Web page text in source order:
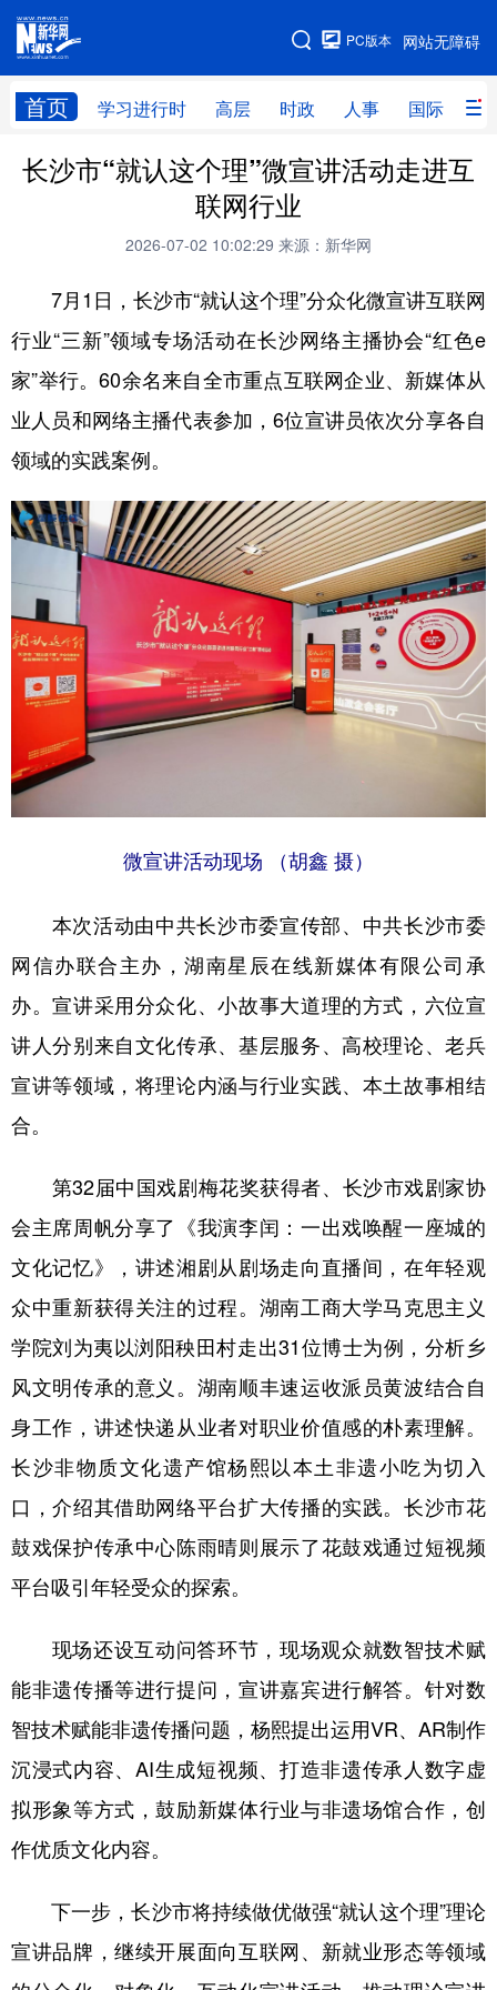
网站无障碍
PC版本
首页 学习进行时 高层 时政 人事 国际 财
网站地图
学习进行时 高层 时政 人事
财经 网评
全球连线
科技 科创 量子 体育
文化 书画 健康 军事
法律
学术中国 乡村振兴 银龄 溯源中国
城市 旅游 能源 会展
彩票 娱乐 时尚 悦读
公益 一带一路 亚太网 上市公司
文化产业
地方频道
天津 河北
浙江 安徽 福建 江西
山东 河南 湖北 湖南
广东 广西 海南 重庆
四川 贵州 云南 西藏
新疆 内蒙古 黑龙江
多语种频道
English Español Français عربى
Deutsch Português
长沙市“就认这个理”微宣讲活动走进互
联网行业
2026-07-02 10:02:29 来源：新华网
7月1日，长沙市“就认这个理”分众化微宣讲互联网
行业“三新”领域专场活动在长沙网络主播协会“红色e
家”举行。60余名来自全市重点互联网企业、新媒体从
业人员和网络主播代表参加，6位宣讲员依次分享各自
领域的实践案例。
微宣讲活动现场 （胡鑫 摄）
本次活动由中共长沙市委宣传部、中共长沙市委
网信办联合主办，湖南星辰在线新媒体有限公司承
办。宣讲采用分众化、小故事大道理的方式，六位宣
讲人分别来自文化传承、基层服务、高校理论、老兵
宣讲等领域，将理论内涵与行业实践、本土故事相结
合。
第32届中国戏剧梅花奖获得者、长沙市戏剧家协
会主席周帆分享了《我演李闰：一出戏唤醒一座城的
文化记忆》，讲述湘剧从剧场走向直播间，在年轻观
众中重新获得关注的过程。湖南工商大学马克思主义
学院刘为夷以浏阳秧田村走出31位博士为例，分析乡
风文明传承的意义。湖南顺丰速运收派员黄波结合自
身工作，讲述快递从业者对职业价值感的朴素理解。
长沙非物质文化遗产馆杨熙以本土非遗小吃为切入
口，介绍其借助网络平台扩大传播的实践。长沙市花
鼓戏保护传承中心陈雨晴则展示了花鼓戏通过短视频
平台吸引年轻受众的探索。
现场还设互动问答环节，现场观众就数智技术赋
能非遗传播等进行提问，宣讲嘉宾进行解答。针对数
智技术赋能非遗传播问题，杨熙提出运用VR、AR制作
沉浸式内容、AI生成短视频、打造非遗传承人数字虚
拟形象等方式，鼓励新媒体行业与非遗场馆合作，创
作优质文化内容。
下一步，长沙市将持续做优做强“就认这个理”理论
宣讲品牌，继续开展面向互联网、新就业形态等领域